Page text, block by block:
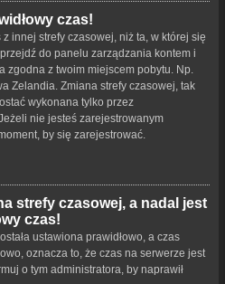
czas!
innej strefy czasowej, niż ta, w której się
do panelu zarządzania kontem i
zgodna z twoim miejscem pobytu. Np.
Zelandia. Zmiana strefy czasowej, tak
wykonana tylko przez
nie jesteś zarejestrowanym
by się zarejestrować.
strefy czasowej, a nadal jest
czas!
ustawiona prawidłowo, a czas
oznacza to, że czas na serwerze jest
o tym administratora, by naprawił